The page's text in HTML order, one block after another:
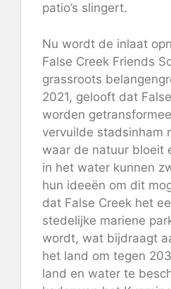
patio’s slingert.
Nu wordt de inlaat
False Creek Friends
grassroots
2021, gelooft dat
worden
vervuilde stadsinham
waar de natuur bloeit
in het water kunnen
hun ideeën om dit
dat False Creek het
stedelijke mariene
wordt, wat bijdraagt
het land om tegen
land en water te